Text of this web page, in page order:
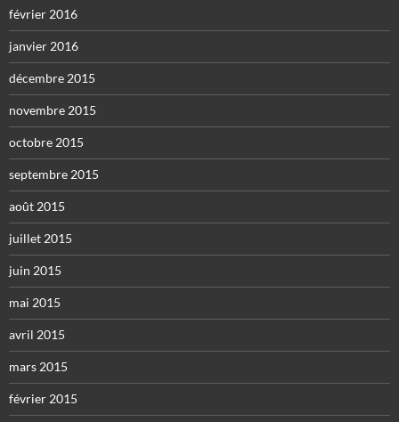
février 2016
janvier 2016
décembre 2015
novembre 2015
octobre 2015
septembre 2015
août 2015
juillet 2015
juin 2015
mai 2015
avril 2015
mars 2015
février 2015